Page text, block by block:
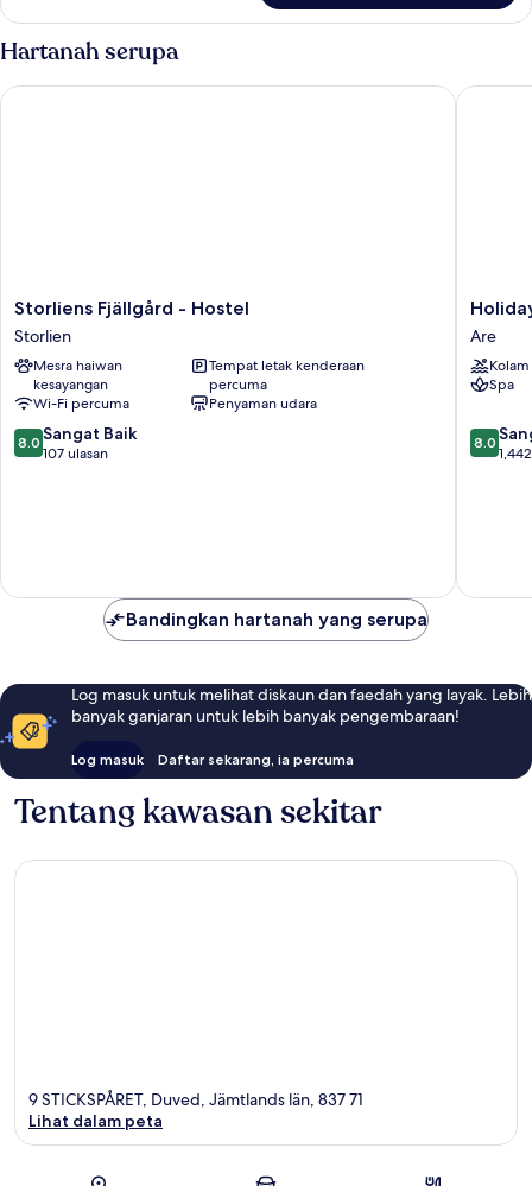
Triple
Room
Hartanah serupa
Storliens
Fjällgård
-
Hostel
Storlien
Storliens Fjällgård - Hostel
Storlien
Mesra haiwan
kesayangan
Tempat letak kenderaan
percuma
Wi-Fi percuma
Penyaman udara
8.0
daripada
8.0 Sangat Baik
107 ulasan
Storliens Fjällgård - Hostel
Holiday
Club
Åre
Are
Are
Spa
8.0
8.0
Holiday
Bandingkan hartanah yang serupa
Log masuk untuk melihat diskaun dan faedah yang layak. Lebih
banyak ganjaran untuk lebih banyak pengembaraan!
Log masuk Daftar sekarang, ia percuma
Tentang kawasan sekitar
9 STICKSPÅRET, Duved, Jämtlands län, 837 71
Lihat dalam peta